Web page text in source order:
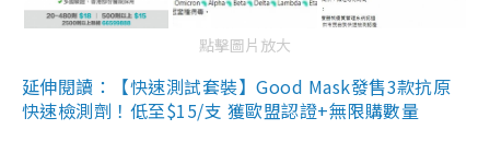
點擊圖片放大
延伸閱讀：【快速測試套裝】Good Mask發售3款抗原
快速檢測劑！低至$15/支 獲歐盟認證+無限購數量